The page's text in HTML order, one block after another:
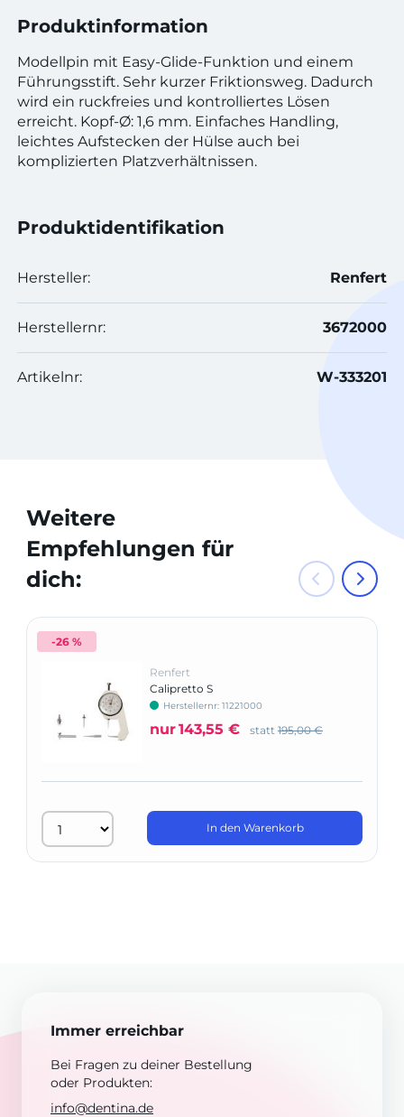
Produktinformation
Modellpin mit Easy-Glide-Funktion und einem
Führungsstift. Sehr kurzer Friktionsweg. Dadurch
wird ein ruckfreies und kontrolliertes Lösen
erreicht. Kopf-Ø: 1,6 mm. Einfaches Handling,
leichtes Aufstecken der Hülse auch bei
komplizierten Platzverhältnissen.
Produktidentifikation
Hersteller: Renfert
Herstellernr: 3672000
Artikelnr: W-333201
Weitere
Empfehlungen für
dich:
-26 %
Renfert
Calipretto S
Herstellernr: 11221000
nur143,55 € statt 195,00 €
In den Warenkorb
Immer erreichbar
Bei Fragen zu deiner Bestellung
oder Produkten:
info@dentina.de